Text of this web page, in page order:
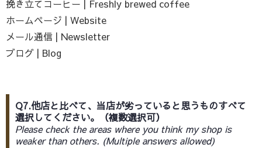
挽き立てコーヒー | Freshly brewed coffee
ホームページ | Website
メール通信 | Newsletter
ブログ | Blog
Q7.他店と比べて、当店が劣っていると思うものすべて
選択してください。（複数選択可）
Please check the areas where you think my shop is
weaker than others. (Multiple answers allowed)